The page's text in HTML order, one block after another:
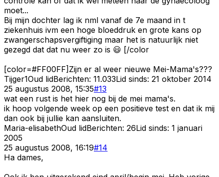
moet...
Bij mijn dochter lag ik nml vanaf de 7e maand in t
ziekenhuis ivm een hoge bloeddruk en grote kans op
zwangerschapsvergiftiging maar het is natuurlijk niet
gezegd dat dat nu weer zo is 😃 [/color
[color=#FF00FF]Zijn er al weer nieuwe Mei-Mama's???
Tijger1Oud lidBerichten: 11.033Lid sinds: 21 oktober 2014
25 augustus 2008, 15:35#13
wat een rust is het hier nog bij de mei mama's.
ik hoop volgende week op een positieve test en dat ik mij
dan ook bij jullie kan aansluiten.
Maria-elisabethOud lidBerichten: 26Lid sinds: 1 januari
2005
25 augustus 2008, 16:19#14
Ha dames,